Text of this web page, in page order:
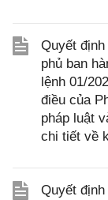
Quyết
phủ ban
lệnh 01/
điều của
pháp luật
chi tiết về
Quyết